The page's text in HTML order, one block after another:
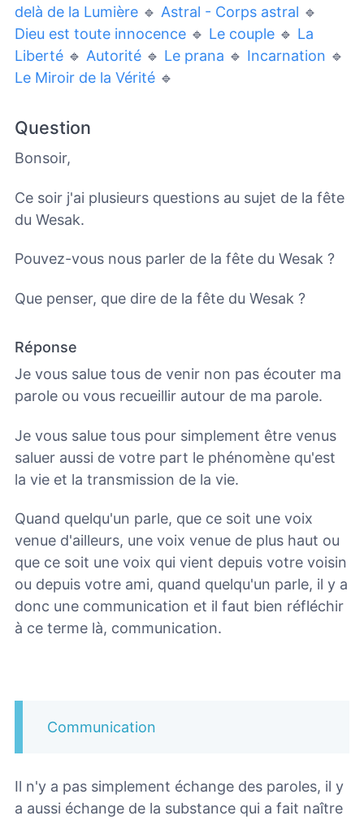
delà de la Lumière 🔹 Astral - Corps astral 🔹
Dieu est toute innocence 🔹 Le couple 🔹 La
Liberté 🔹 Autorité 🔹 Le prana 🔹 Incarnation 🔹
Le Miroir de la Vérité 🔹
Question
Bonsoir,
Ce soir j'ai plusieurs questions au sujet de la fête
du Wesak.
Pouvez-vous nous parler de la fête du Wesak ?
Que penser, que dire de la fête du Wesak ?
Réponse
Je vous salue tous de venir non pas écouter ma
parole ou vous recueillir autour de ma parole.
Je vous salue tous pour simplement être venus
saluer aussi de votre part le phénomène qu'est
la vie et la transmission de la vie.
Quand quelqu'un parle, que ce soit une voix
venue d'ailleurs, une voix venue de plus haut ou
que ce soit une voix qui vient depuis votre voisin
ou depuis votre ami, quand quelqu'un parle, il y a
donc une communication et il faut bien réfléchir
à ce terme là, communication.
Communication
Il n'y a pas simplement échange des paroles, il y
a aussi échange de la substance qui a fait naître